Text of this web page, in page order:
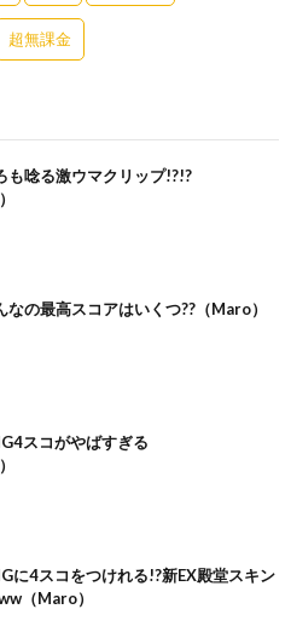
超無課金
も唸る激ウマクリップ!?!?
なの最高スコアはいくつ??（Maro）
スコがやばすぎる
に4スコをつけれる!?新EX殿堂スキン
（Maro）